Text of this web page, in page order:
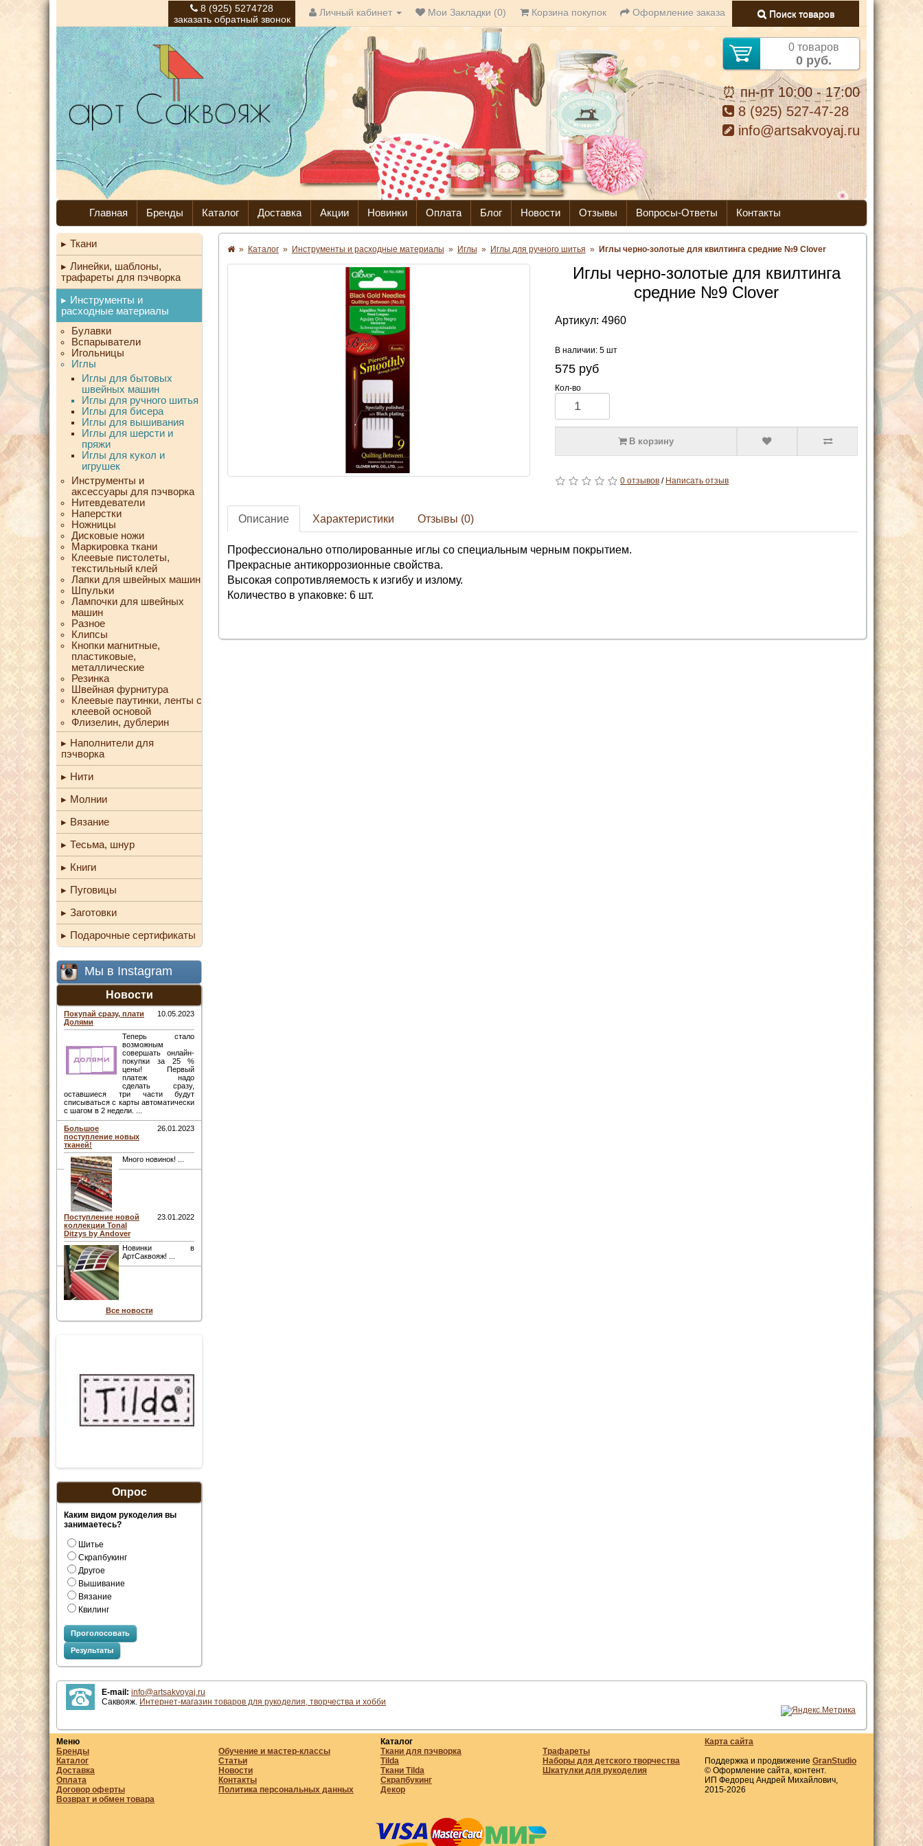
8 (925) 5274728
заказать обратный звонок
Личный кабинет Мои Закладки (0) Корзина покупок Оформление заказа Поиск товаров
0 товаров
0 руб.
⏰ пн-пт 10:00 - 17:00
8 (925) 527-47-28
info@artsakvoyaj.ru
Главная Бренды Каталог Доставка Акции Новинки Оплата Блог Новости Отзывы Вопросы-Ответы Контакты
Ткани
Линейки, шаблоны,
трафареты для пэчворка
Инструменты и
расходные материалы
Булавки
Вспарыватели
Игольницы
Иглы
Иглы для бытовых
швейных машин
Иглы для ручного шитья
Иглы для бисера
Иглы для вышивания
Иглы для шерсти и
пряжи
Иглы для кукол и
игрушек
Инструменты и
аксессуары для пэчворка
Нитевдеватели
Наперстки
Ножницы
Дисковые ножи
Маркировка ткани
Клеевые пистолеты,
текстильный клей
Лапки для швейных машин
Шпульки
Лампочки для швейных
машин
Разное
Клипсы
Кнопки магнитные,
пластиковые,
металлические
Резинка
Швейная фурнитура
Клеевые паутинки, ленты с
клеевой основой
Флизелин, дублерин
Наполнители для
пэчворка
Нити
Молнии
Вязание
Тесьма, шнур
Книги
Пуговицы
Заготовки
Подарочные сертификаты
Мы в Instagram
Новости
Покупай сразу, плати
Долями
10.05.2023
Теперь стало
возможным
совершать онлайн-
покупки за 25 %
цены! Первый
платеж надо
сделать сразу,
оставшиеся три части будут
списываться с карты автоматически
с шагом в 2 недели. ...
Большое
поступление новых
тканей!
26.01.2023
Много новинок! ...
Поступление новой
коллекции Tonal
Ditzys by Andover
23.01.2022
Новинки в
АртСаквояж! ...
Все новости
Опрос
Каким видом рукоделия вы
занимаетесь?
Шитье
Скрапбукинг
Другое
Вышивание
Вязание
Квилинг
Проголосовать
Результаты
» Каталог » Инструменты и расходные материалы » Иглы » Иглы для ручного шитья » Иглы черно-золотые для квилтинга средние №9 Clover
Иглы черно-золотые для квилтинга
средние №9 Clover
Артикул:4960
В наличии: 5 шт
575 руб
Кол-во
В корзину
0 отзывов / Написать отзыв
Описание Характеристики Отзывы (0)
Профессионально отполированные иглы со специальным черным покрытием.
Прекрасные антикоррозионные свойства.
Высокая сопротивляемость к изгибу и излому.
Количество в упаковке: 6 шт.
E-mail: info@artsakvoyaj.ru
Саквояж. Интернет-магазин товаров для рукоделия, творчества и хобби
Меню
Бренды
Каталог
Доставка
Оплата
Договор оферты
Возврат и обмен товара
Обучение и мастер-классы
Статьи
Новости
Контакты
Политика персональных данных
Каталог
Ткани для пэчворка
Tilda
Ткани Tilda
Скрапбукинг
Декор
Трафареты
Наборы для детского творчества
Шкатулки для рукоделия
Карта сайта
Поддержка и продвижение GranStudio
© Оформление сайта, контент.
ИП Федорец Андрей Михайлович,
2015-2026